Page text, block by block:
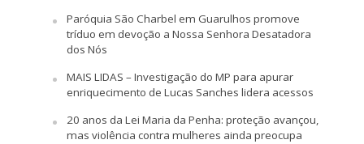
Paróquia São Charbel em Guarulhos promove
tríduo em devoção a Nossa Senhora Desatadora
dos Nós
MAIS LIDAS – Investigação do MP para apurar
enriquecimento de Lucas Sanches lidera acessos
20 anos da Lei Maria da Penha: proteção avançou,
mas violência contra mulheres ainda preocupa